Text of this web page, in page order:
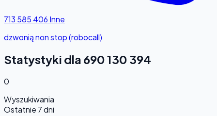
713 585 406 Inne
dzwonią non stop (robocall)
Statystyki dla 690 130 394
0
Wyszukiwania
Ostatnie 7 dni